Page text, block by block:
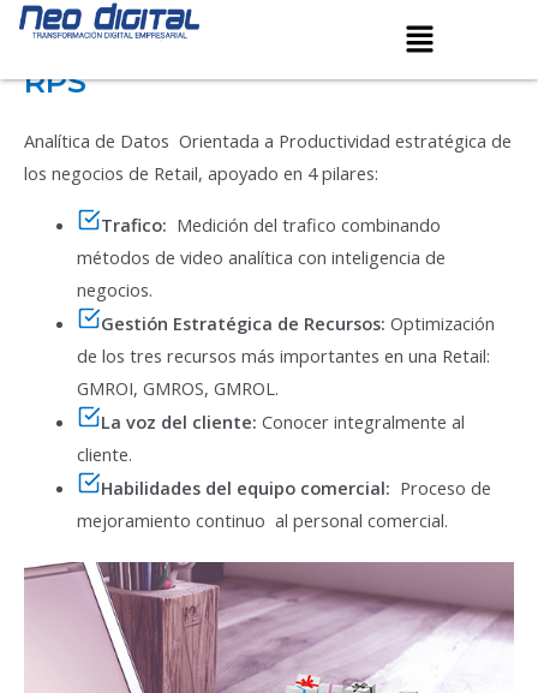
contenido
Menú
retail productivity strategy
RPS
Analítica de Datos Orientada a Productividad estratégica de
los negocios de Retail, apoyado en 4 pilares:
Trafico: Medición del trafico combinando
métodos de video analítica con inteligencia de
negocios.
Gestión Estratégica de Recursos: Optimización
de los tres recursos más importantes en una Retail:
GMROI, GMROS, GMROL.
La voz del cliente: Conocer integralmente al
cliente.
Habilidades del equipo comercial: Proceso de
mejoramiento continuo al personal comercial.